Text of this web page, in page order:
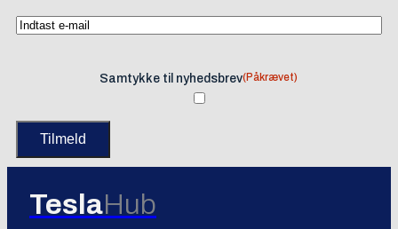
Samtykke til nyhedsbrev(Påkrævet)
TeslaHub